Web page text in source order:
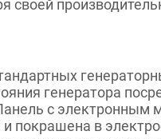
генератора
с электронным
и покрашена в